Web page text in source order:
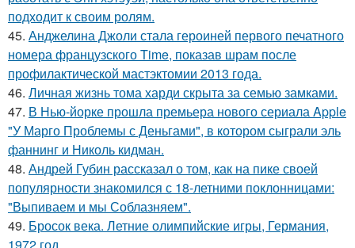
подходит к своим ролям.
45. Анджелина Джоли стала героиней первого печатного
номера французского Time, показав шрам после
профилактической мастэктомии 2013 года.
46. Личная жизнь тома харди скрыта за семью замками.
47. В Нью-йорке прошла премьера нового сериала Apple
"У Марго Проблемы с Деньгами", в котором сыграли эль
фаннинг и Николь кидман.
48. Андрей Губин рассказал о том, как на пике своей
популярности знакомился с 18-летними поклонницами:
"Выпиваем и мы Соблазняем".
49. Бросок века. Летние олимпийские игры, Германия,